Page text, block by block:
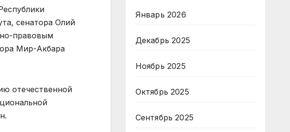
сенатора Олий
правовым
Мир-Акбара
отечественной
Январь 2026
Декабрь 2025
Ноябрь 2025
Октябрь 2025
Сентябрь 2025